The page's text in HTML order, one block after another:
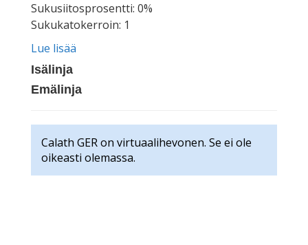
Sukusiitosprosentti: 0%
Sukukatokerroin: 1
Lue lisää
Isälinja
Emälinja
Calath GER on virtuaalihevonen. Se ei ole
oikeasti olemassa.